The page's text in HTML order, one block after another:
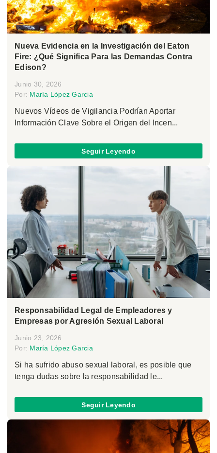
Nueva Evidencia en la Investigación del Eaton
Fire: ¿Qué Significa Para las Demandas Contra
Edison?
Junio 30, 2026
Por: María López Garcia
Nuevos Vídeos de Vigilancia Podrían Aportar
Información Clave Sobre el Origen del Incen...
Seguir Leyendo
Responsabilidad Legal de Empleadores y
Empresas por Agresión Sexual Laboral
Junio 23, 2026
Por: María López Garcia
Si ha sufrido abuso sexual laboral, es posible que
tenga dudas sobre la responsabilidad le...
Seguir Leyendo